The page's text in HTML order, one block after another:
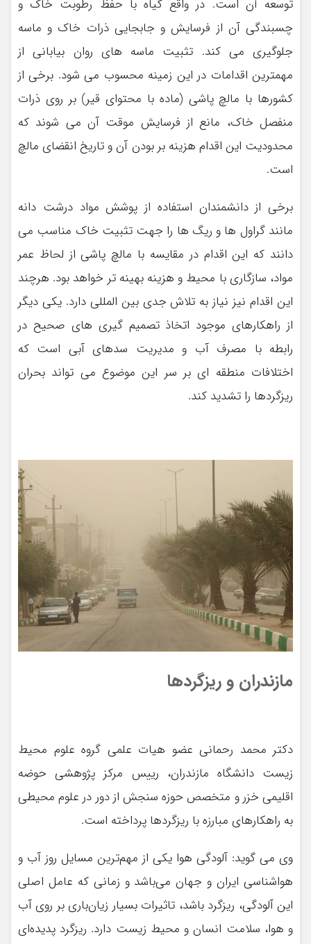
توسعه آن است. در واقع گیاه با حفظ رطوبت خاک و
چسبندگی آن از فرسایش و جابجایی ذرات خاک و ماسه
جلوگیری می کند. تثبیت ماسه های روان بیابانی از
مهمترین اقدامات در این زمینه محسوب می شود. برخی از
کشورها با مالچ پاشی (ماده با محتوای قیر) بر روی ذرات
منفصل خاک، مانع از فرسایش موقت آن می شوند که
محدودیت این اقدام هزینه بر بودن آن و تاریخ انقضای مالچ
است.
برخی از دانشمندان استفاده از پوشش مواد درشت دانه
مانند گراول ها و ریگ ها را جهت تثبیت خاک مناسب می
دانند که این اقدام در مقایسه با مالچ پاشی از لحاظ عمر
مواد، سازگاری با محیط و هزینه بهینه تر خواهد بود. هرچند
این اقدام نیز نیاز به تلاش جدی بین المللی دارد. یکی دیگر
از راهکارهای موجود اتخاذ تصمیم گیری های صحیح در
رابطه با مصرف آب و مدیریت سدهای آبی است که
اختلافات منطقه ای بر سر این موضوع می تواند بحران
ریزگردها را تشدید کند.
مازندران و ریزگردها
دکتر محمد رحمانی عضو هیات علمی گروه علوم محیط
زیست دانشگاه مازندران، رییس مرکز پژوهشی حوضه
اقلیمی خزر و متخصص حوزه سنجش از دور در علوم محیطی
به راهکارهای مبارزه با ریزگردها پرداخته است.
وی می گوید: آلودگی هوا یکی از مهم‌ترین مسایل روز آب و
هواشناسی ایران و جهان می‌باشد و زمانی که عامل اصلی
این آلودگی، ریزگرد باشد، تاثیرات بسیار زیان‌باری بر روی آب
و هوا، سلامت انسان و محیط زیست دارد. ریزگرد پدیده‌ای